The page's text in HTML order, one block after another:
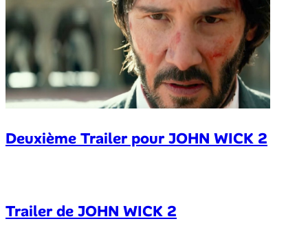
Deuxième Trailer pour JOHN WICK 2
Trailer de JOHN WICK 2